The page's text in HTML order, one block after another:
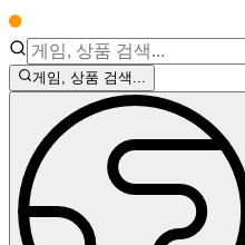
게임, 상품 검색...